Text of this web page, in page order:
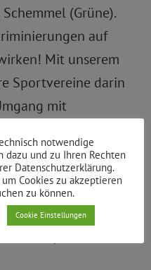
(Grüne).
auf
Mit unserem
Sportvereine darin
mit
Mitglied des
werden. Er
notwendige
dazu und zu Ihren Rechten
Datenschutzerklärung.
Cookies zu akzeptieren
zu können.
Cookie Einstellungen